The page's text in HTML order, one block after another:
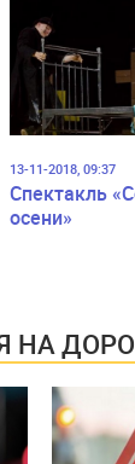
13-11-2018, 09:37
Спектакль
осени»
НА